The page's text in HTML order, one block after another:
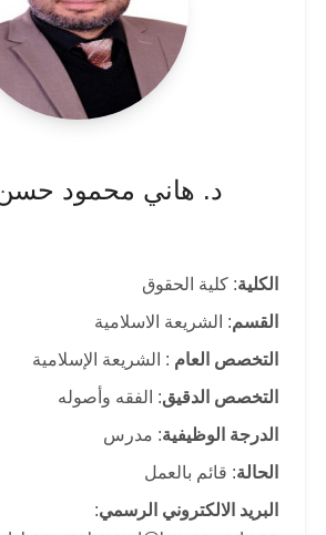
د. هاني محمود
الكلية: كلية الحقوق
القسم: الشريعة الاسلامية
التخصص العام : الشريعة الإسلامية
التخصص الدقيق: الفقه وأصوله
الدرجة الوظيفية: مدرس
الحالة: قائم بالعمل
البريد الالكتروني الرسمي: